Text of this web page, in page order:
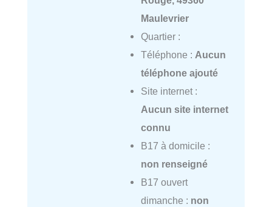
Maulevrier
Quartier :
Téléphone : Aucun
téléphone ajouté
Site internet :
Aucun site internet
connu
B17 à domicile :
non renseigné
B17 ouvert
dimanche : non